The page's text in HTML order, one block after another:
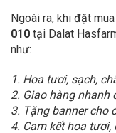
Ngoài ra, khi đặt mua
010 tại Dalat
như:
1. Hoa tươi, sạch,
2. Giao hàng nhanh
3. Tặng banner cho
4. Cam kết hoa tươi,